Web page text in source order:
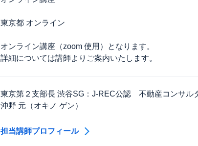
東京都 オンライン
オンライン講座（zoom 使用）となります。
詳細については講師よりご案内いたします。
東京第２支部長 渋谷SG：J-REC公認 不動産コンサル
沖野 元（オキノ ゲン）
担当講師プロフィール